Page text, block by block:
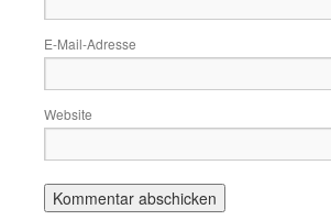
E-Mail-Adresse
Website